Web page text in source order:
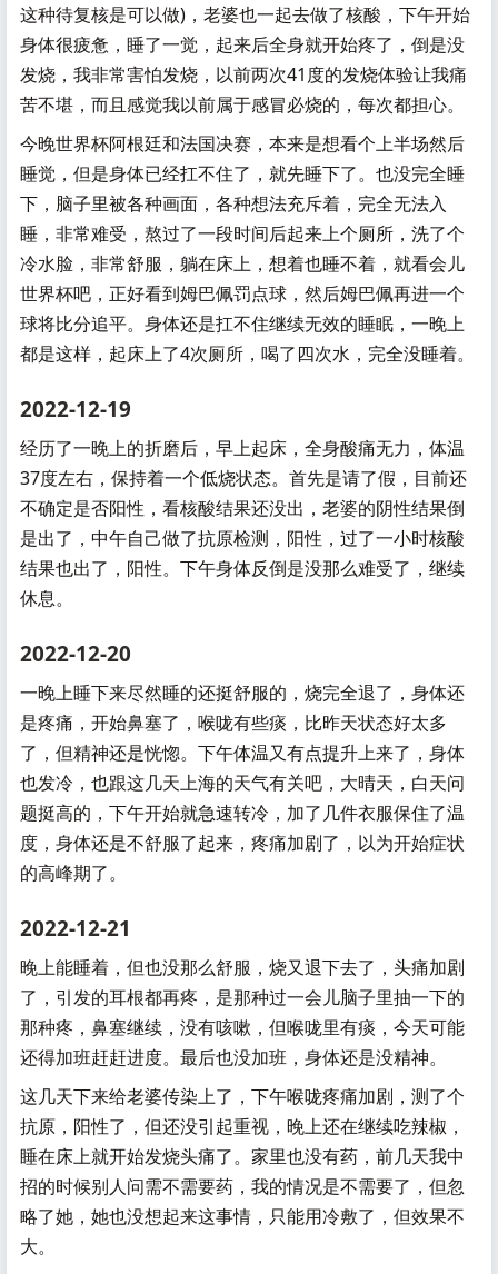
这种待复核是可以做)，老婆也一起去做了核酸，下午开始
身体很疲惫，睡了一觉，起来后全身就开始疼了，倒是没
发烧，我非常害怕发烧，以前两次41度的发烧体验让我痛
苦不堪，而且感觉我以前属于感冒必烧的，每次都担心。
今晚世界杯阿根廷和法国决赛，本来是想看个上半场然后
睡觉，但是身体已经扛不住了，就先睡下了。也没完全睡
下，脑子里被各种画面，各种想法充斥着，完全无法入
睡，非常难受，熬过了一段时间后起来上个厕所，洗了个
冷水脸，非常舒服，躺在床上，想着也睡不着，就看会儿
世界杯吧，正好看到姆巴佩罚点球，然后姆巴佩再进一个
球将比分追平。身体还是扛不住继续无效的睡眠，一晚上
都是这样，起床上了4次厕所，喝了四次水，完全没睡着。
2022-12-19
经历了一晚上的折磨后，早上起床，全身酸痛无力，体温
37度左右，保持着一个低烧状态。首先是请了假，目前还
不确定是否阳性，看核酸结果还没出，老婆的阴性结果倒
是出了，中午自己做了抗原检测，阳性，过了一小时核酸
结果也出了，阳性。下午身体反倒是没那么难受了，继续
休息。
2022-12-20
一晚上睡下来尽然睡的还挺舒服的，烧完全退了，身体还
是疼痛，开始鼻塞了，喉咙有些痰，比昨天状态好太多
了，但精神还是恍惚。下午体温又有点提升上来了，身体
也发冷，也跟这几天上海的天气有关吧，大晴天，白天问
题挺高的，下午开始就急速转冷，加了几件衣服保住了温
度，身体还是不舒服了起来，疼痛加剧了，以为开始症状
的高峰期了。
2022-12-21
晚上能睡着，但也没那么舒服，烧又退下去了，头痛加剧
了，引发的耳根都再疼，是那种过一会儿脑子里抽一下的
那种疼，鼻塞继续，没有咳嗽，但喉咙里有痰，今天可能
还得加班赶赶进度。最后也没加班，身体还是没精神。
这几天下来给老婆传染上了，下午喉咙疼痛加剧，测了个
抗原，阳性了，但还没引起重视，晚上还在继续吃辣椒，
睡在床上就开始发烧头痛了。家里也没有药，前几天我中
招的时候别人问需不需要药，我的情况是不需要了，但忽
略了她，她也没想起来这事情，只能用冷敷了，但效果不
大。